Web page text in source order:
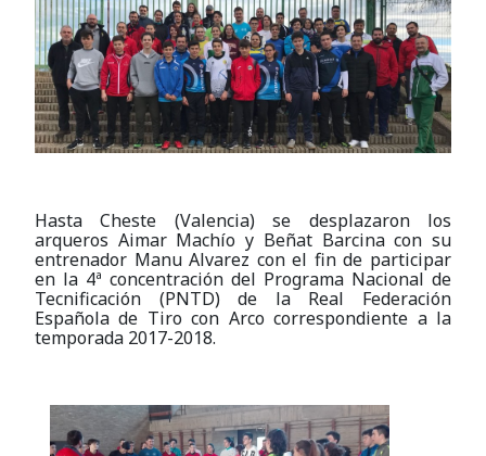
Hasta Cheste (Valencia) se desplazaron los
arqueros Aimar Machío y Beñat Barcina con su
entrenador Manu Alvarez con el fin de participar
en la 4ª concentración del Programa Nacional de
Tecnificación (PNTD) de la Real Federación
Española de Tiro con Arco correspondiente a la
temporada 2017-2018.